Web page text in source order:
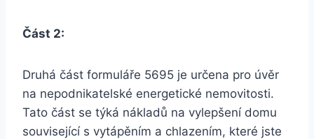
Část 2:
Druhá část formuláře 5695 je určena pro úvěr
na nepodnikatelské energetické nemovitosti.
Tato část se týká nákladů na vylepšení domu
související s vytápěním a chlazením, které jste